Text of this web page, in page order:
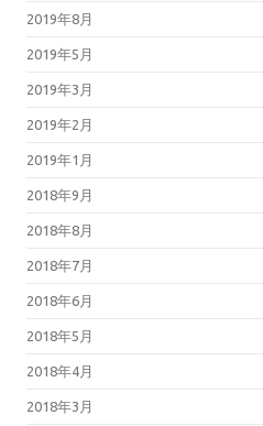
2019年8月
2019年5月
2019年3月
2019年2月
2019年1月
2018年9月
2018年8月
2018年7月
2018年6月
2018年5月
2018年4月
2018年3月